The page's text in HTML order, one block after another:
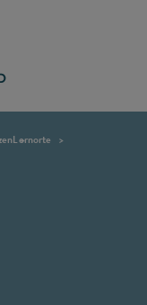
Lernorte